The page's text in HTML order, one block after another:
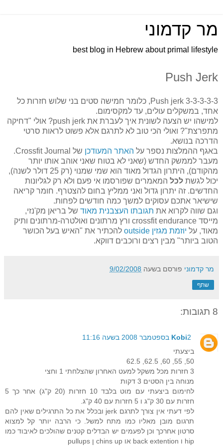
מר קדמוני
best blog in Hebrew about primal lifestyle
Push Jerk
Push jerk 3-3-3-3-3, כלומר חמישה סטים בני שלוש חזרות כל
אחד, במשקלים עולים, עד למקסימום.
למישהו יש הצעה לשונית איך לעברת את push jerk? אולי "דחיקה
מתפרצת"? ואולי הכי טוב לא לתרגם אלא פשוט לראות סרטי
הדרכה בנושא.
באגף ההמלצות נספר על האתר המעודכן
של Crossfit Journal.
מעבר לממשק החדש (שאני לא בטוח שאני אוהב אותו יותר
מהקודם), היתרון הגדול מאוד הוא שמי שמנוי (רק 25 דולר לשנה),
יכול לגשת לכל המאמרים שפורסמו אי פעם ולא רק לגליונות
החדשים. זה יתרון גדול ואני ממליץ בחום להצטרף. חומר קריאה
שישיאר אתכם עסוקים למשך כמה חודשים לפחות.
וגם שווה לקרוא את תגובתו העצבנית מאוד של בריאן מק'נזי,
מייסד crossfit endurance ורץ מרתונים ואולטרה-מרתונים ותיק
מאוד, על יוזמת מגזין outside
להכתיר את "האיש בעל הכושר
הטוב ביותר" מבין רצים ורוכבים דווקא.
מר קדמוני פורסם בשעה 9/02/2008
שתף
8 תגובות:
Kobi2 בספטמבר 2008 בשעה 11:16
ביצעתי
50, 55, 60, 62.5, 62.5
3 חזרות מכל משקל למעט האחרון שהצלחתי 1 וחצי
מנוחה בין הסטים 3 דקות
לחימום ביצעתי עם מוט בלבד 10 חזרות (20 ק"ג) אחר כך 5
חזרות עם 30 ק"ג ו 5 חזרות עם 40 ק"ג.
לפי דעתי אין צורך לתרגם jerk ובכלל את כל התרגילים שאין להם
תרגום מובן מאליו כמו מתח למשל. כי הרבה יותר קל למצוא
סרטון אחרכך וכן לפעמים יש הבדלים קטנים שהולכים לאיבוד כמו
hip ו back extention או chins up ן pullups